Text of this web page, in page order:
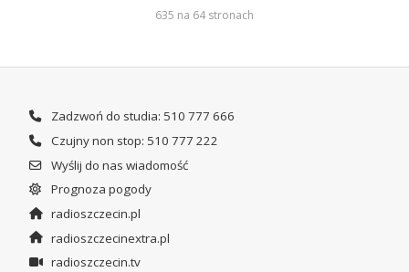
635 na 64 stronach
Zadzwoń do studia: 510 777 666
Czujny non stop: 510 777 222
Wyślij do nas wiadomość
Prognoza pogody
radioszczecin.pl
radioszczecinextra.pl
radioszczecin.tv